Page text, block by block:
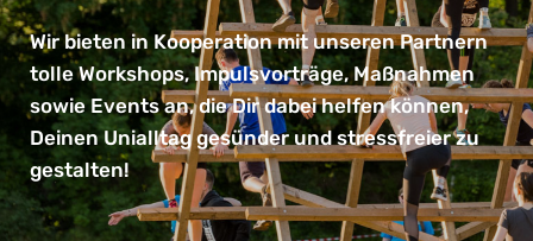
Wir bieten in Kooperation mit unseren Partnern
tolle Workshops, Impulsvorträge, Maßnahmen
sowie Events an, die Dir dabei helfen können,
Deinen Unialltag gesünder und stressfreier zu
gestalten!